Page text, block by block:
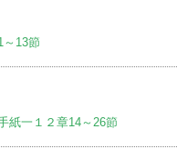
13節
紙一１２章14～26節